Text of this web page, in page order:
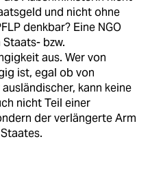
und nicht ohne
denkbar? Eine NGO
bzw.
aus. Wer von
ist, egal ob von
kann keine
nicht Teil einer
der verlängerte Arm